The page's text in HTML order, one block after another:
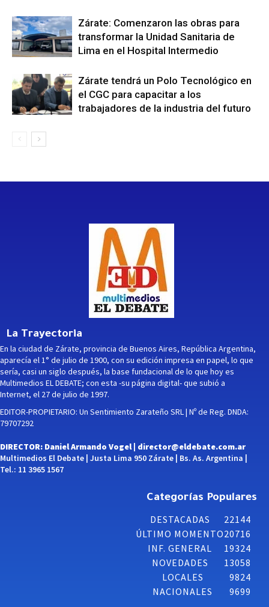
Zárate: Comenzaron las obras para
transformar la Unidad Sanitaria de
Lima en el Hospital Intermedio
Zárate tendrá un Polo Tecnológico en
el CGC para capacitar a los
trabajadores de la industria del futuro
La Trayectoria
En la ciudad de Zárate, provincia de Buenos Aires, República Argentina,
aparecía el 1° de julio de 1900, con su edición impresa en papel, lo que
sería, casi un siglo después, la base fundacional de lo que hoy es
Multimedios EL DEBATE; con esta -su página digital- que subió a
Internet, el 27 de julio de 1997.
EDITOR-PROPIETARIO: Un Sentimiento Zarateño SRL | Nº de Reg. DNDA:
79707292
DIRECTOR: Daniel Armando Vogel | director@eldebate.com.ar
Multimedios El Debate | Justa Lima 950 Zárate | Bs. As. Argentina |
Tel.: 11 3965 1567
Categorías Populares
DESTACADAS
22144
ÚLTIMO MOMENTO20716
INF. GENERAL
19324
NOVEDADES
13058
LOCALES
9824
NACIONALES
9699